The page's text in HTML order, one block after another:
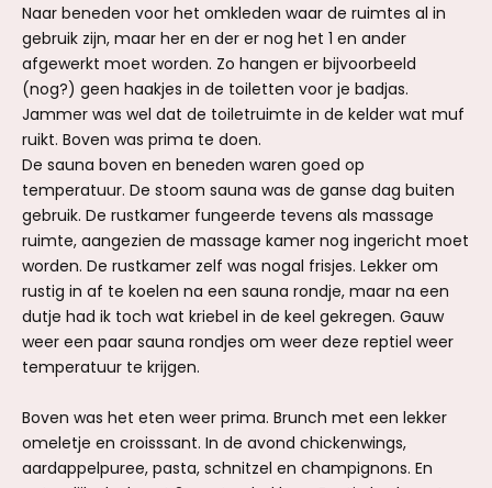
Naar beneden voor het omkleden waar de ruimtes al in
gebruik zijn, maar her en der er nog het 1 en ander
afgewerkt moet worden. Zo hangen er bijvoorbeeld
(nog?) geen haakjes in de toiletten voor je badjas.
Jammer was wel dat de toiletruimte in de kelder wat muf
ruikt. Boven was prima te doen.
De sauna boven en beneden waren goed op
temperatuur. De stoom sauna was de ganse dag buiten
gebruik. De rustkamer fungeerde tevens als massage
ruimte, aangezien de massage kamer nog ingericht moet
worden. De rustkamer zelf was nogal frisjes. Lekker om
rustig in af te koelen na een sauna rondje, maar na een
dutje had ik toch wat kriebel in de keel gekregen. Gauw
weer een paar sauna rondjes om weer deze reptiel weer
temperatuur te krijgen.
Boven was het eten weer prima. Brunch met een lekker
omeletje en croisssant. In de avond chickenwings,
aardappelpuree, pasta, schnitzel en champignons. En